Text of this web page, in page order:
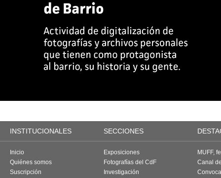
INSTITUCIONALES SECCIONES
Inicio
Quiénes somos
Suscripción
Exposiciones
Fotografías del CdF
Investigación
MUFF,
Canal